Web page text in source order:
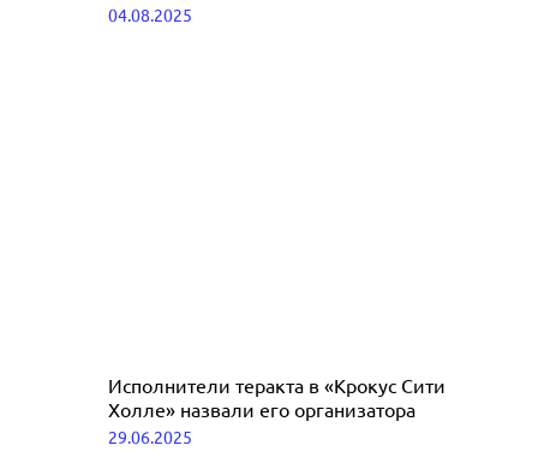
04.08.2025
Исполнители теракта в «Крокус Сити
Холле» назвали его организатора
29.06.2025